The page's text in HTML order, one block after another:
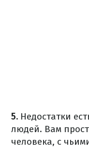
5. Недостатки
людей. Вам
человека, с